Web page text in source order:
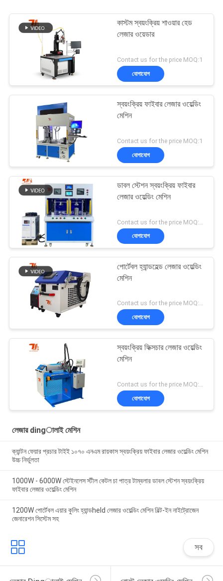
কাস্টম স্বয়ংক্রিয় শাওয়ার হেড
লেজার ওয়েডার
Contact us for the price MOQ:1
যোগাযোগ
স্বয়ংক্রিয় ফাইবার লেজার ওয়েল্ডিং
মেশিন
Contact us for the price MOQ:1
যোগাযোগ
ডাবল স্টেশন স্বয়ংক্রিয় ফাইবার
লেজার ওয়েল্ডিং মেশিন
যোগাযোগ
পোর্টেবল হ্যান্ডহেল্ড লেজার ওয়েল্ডিং
মেশিন
Contact us for the price MOQ:1 সেট
যোগাযোগ
স্বয়ংক্রিয় ফিক্সচার লেজার ওয়েল্ডিং
মেশিন
Contact us for the price MOQ:1 সেট
যোগাযোগ
লেজার dingালাই মেশিন
ক্যান্টন ফেয়ার প্রচার টাইই ১০৭০ এনএম রায়কাস স্বয়ংক্রিয় ফাইবার লেজার ওয়েল্ডিং মেশিন
উচ্চ নির্ভুলতা
1000W - 6000W স্টেইনলেস স্টীল কেটল চা পাত্র টাম্বলার ডাবল স্টেশন স্বয়ংক্রিয়
ফাইবার লেজার ওয়েল্ডিং মেশিন
1200W পোর্টেবল এয়ার কুলিং হ্যান্ডheld লেজার ওয়েল্ডিং মেশিন বিল্ট-ইন নাইট্রোজেন
জেনারেশন সিস্টেম সহ
সব